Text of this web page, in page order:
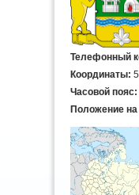
Телефонный
Координаты:
Часовой пояс:
Положение на